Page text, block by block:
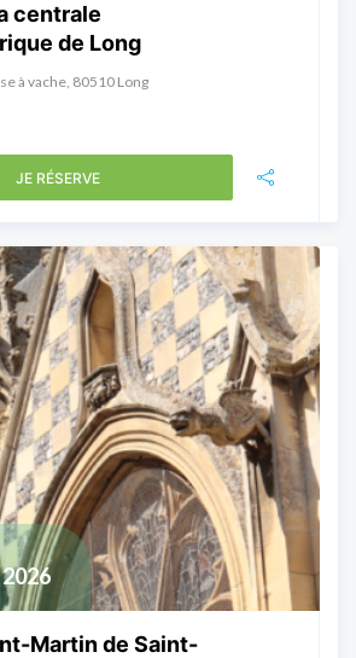
centrale
de Long
à vache, 80510 Long
JE RÉSERVE
Martin de Saint-